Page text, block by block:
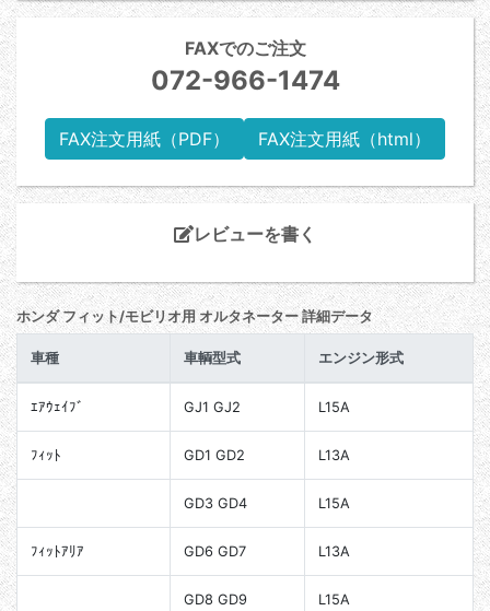
FAXでのご注文
072-966-1474
FAX注文用紙（PDF） FAX注文用紙（html）
レビューを書く
ホンダ フィット/モビリオ用 オルタネーター 詳細データ
車種 車輌型式 エンジン形式
ｴｱｳｪｲﾌﾞ GJ1 GJ2 L15A
ﾌｨｯﾄ GD1 GD2 L13A
GD3 GD4 L15A
ﾌｨｯﾄｱﾘｱ GD6 GD7 L13A
GD8 GD9 L15A